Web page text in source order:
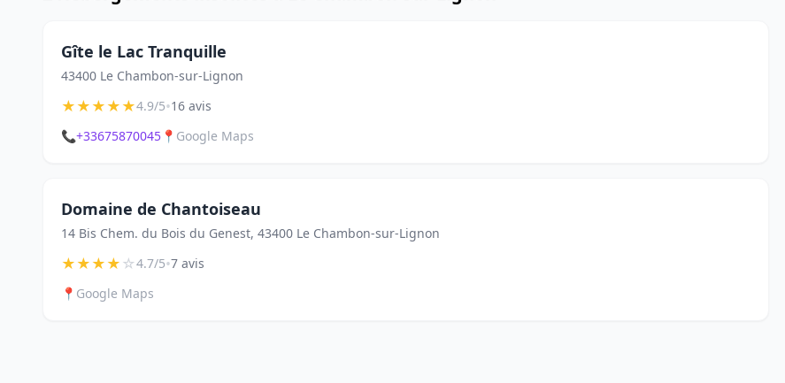
Gîte le Lac Tranquille
43400 Le Chambon-sur-Lignon
★★★★★4.9/5•16 avis
📞+33675870045 📍 Google Maps
Domaine de Chantoiseau
14 Bis Chem. du Bois du Genest, 43400 Le Chambon-sur-Lignon
★★★★☆4.7/5•7 avis
📍 Google Maps